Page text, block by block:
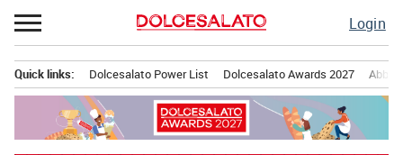
Passa
al
Login
principale
Quick links: Dolcesalato Power List Dolcesalato Awards 2027